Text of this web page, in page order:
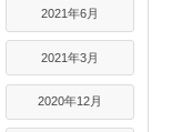
2021年6月
2021年3月
2020年12月